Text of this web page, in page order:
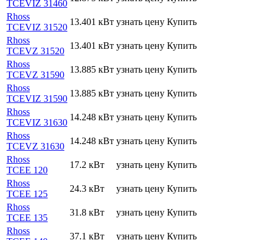
TCEVIZ 31460
Rhoss
TCEVIZ 31520
13.401 кВт узнать цену Купить
Rhoss
TCEVZ 31520
13.401 кВт узнать цену Купить
Rhoss
TCEVZ 31590
13.885 кВт узнать цену Купить
Rhoss
TCEVIZ 31590
13.885 кВт узнать цену Купить
Rhoss
TCEVIZ 31630
14.248 кВт узнать цену Купить
Rhoss
TCEVZ 31630
14.248 кВт узнать цену Купить
Rhoss
TCEE 120
17.2 кВт узнать цену Купить
Rhoss
TCEE 125
24.3 кВт узнать цену Купить
Rhoss
TCEE 135
31.8 кВт узнать цену Купить
Rhoss
37.1 кВт узнать цену Купить